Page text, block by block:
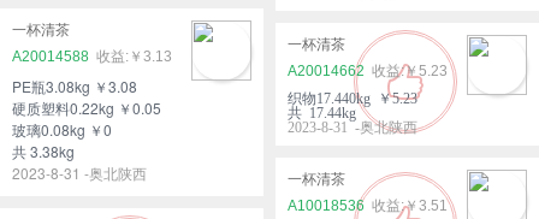
一杯清茶
A20014588
￥3.13
PE瓶3.08kg ￥3.08
硬质塑料0.22kg ￥0.05
玻璃0.08kg ￥0
共 3.38kg
2023-8-31 -奥北陕西
一杯清茶
A20014662
￥5.23
织物17.440kg ￥5.23
共 17.44kg
2023-8-31 -奥北陕西
一杯清茶
A10018536
￥3.51